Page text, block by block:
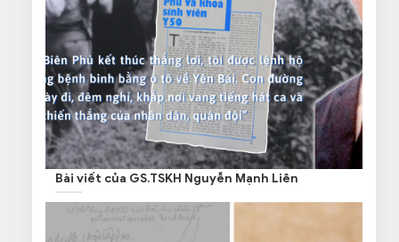
Bài viết của GS.TSKH Nguyễn Mạnh Liên